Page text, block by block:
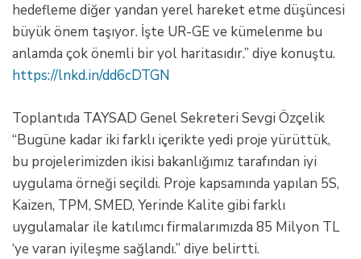
hedefleme diğer yandan yerel hareket etme düşüncesi
büyük önem taşıyor. İşte UR-GE ve kümelenme bu
anlamda çok önemli bir yol haritasıdır.” diye konuştu.
https://lnkd.in/dd6cDTGN
Toplantıda TAYSAD Genel Sekreteri Sevgi Özçelik
“Bugüne kadar iki farklı içerikte yedi proje yürüttük,
bu projelerimizden ikisi bakanlığımız tarafından iyi
uygulama örneği seçildi. Proje kapsamında yapılan 5S,
Kaizen, TPM, SMED, Yerinde Kalite gibi farklı
uygulamalar ile katılımcı firmalarımızda 85 Milyon TL
‘ye varan iyileşme sağlandı.” diye belirtti.